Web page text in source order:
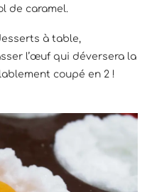
de caramel.
à table,
l’œuf qui déversera la
coupé en 2 !